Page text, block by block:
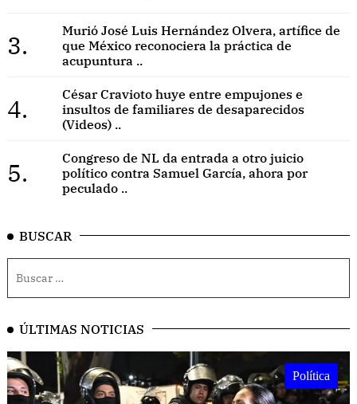
3.
Murió José Luis Hernández Olvera, artífice de
que México reconociera la práctica de
acupuntura ..
4.
César Cravioto huye entre empujones e
insultos de familiares de desaparecidos
(Videos) ..
5.
Congreso de NL da entrada a otro juicio
político contra Samuel García, ahora por
peculado ..
BUSCAR
ÚLTIMAS NOTICIAS
Política